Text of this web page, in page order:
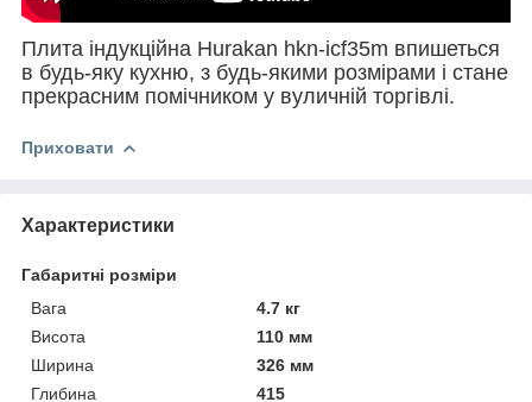
Плита індукційна Hurakan hkn-icf35m впишеться
в будь-яку кухню, з будь-якими розмірами і стане
прекрасним помічником у вуличній торгівлі.
Приховати
Характеристики
Габаритні розміри
Вага
4.7 кг
Висота
110 мм
Ширина
326 мм
Глибина
415